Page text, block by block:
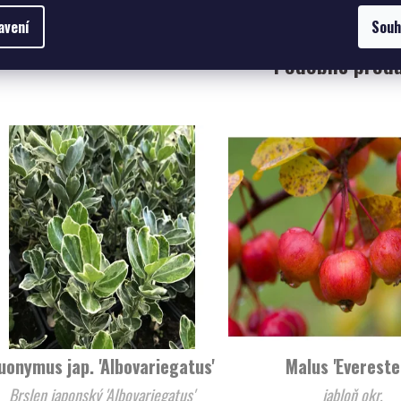
Podobné
jap. 'Albovariegatus'
Brslen japonský 'Albovariegatus'
Malus
jabloň okr.